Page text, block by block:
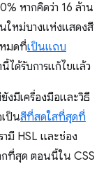
หากคิดว่า 16 ล้าน
ใหม่บางแห่งแสดงสี
มดที่เป็นแถบ
ได้รับการแก้ไขแล้ว
มีเครื่องมือและวิธี
ป็นสีที่สดใสที่สุดที่
มี HSL และช่อง
กที่สุด ตอนนี้ใน CSS